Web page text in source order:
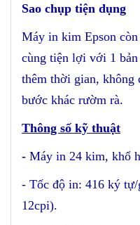
Sao chụp tiện dụng
Máy in kim Epson còn
cùng tiện lợi với 1
thêm thời gian, không
bước khác rườm rà.
Thông số kỹ thuật
- Máy in 24 kim, khổ
- Tốc độ in: 416 ký
12cpi).